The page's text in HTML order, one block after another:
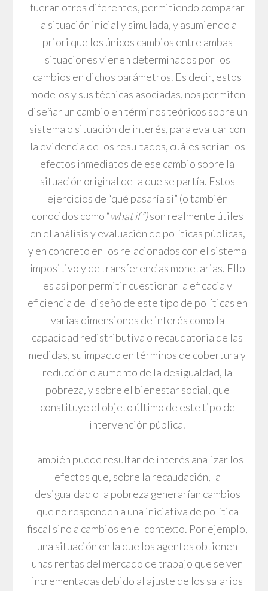
fueran otros diferentes, permitiendo comparar
la situación inicial y simulada, y asumiendo a
priori que los únicos cambios entre ambas
situaciones vienen determinados por los
cambios en dichos parámetros. Es decir, estos
modelos y sus técnicas asociadas, nos permiten
diseñar un cambio en términos teóricos sobre un
sistema o situación de interés, para evaluar con
la evidencia de los resultados, cuáles serían los
efectos inmediatos de ese cambio sobre la
situación original de la que se partía. Estos
ejercicios de “qué pasaría si” (o también
conocidos como “what if”)son realmente útiles
en el análisis y evaluación de políticas públicas,
y en concreto en los relacionados con el sistema
impositivo y de transferencias monetarias. Ello
es así por permitir cuestionar la eficacia y
eficiencia del diseño de este tipo de políticas en
varias dimensiones de interés como la
capacidad redistributiva o recaudatoria de las
medidas, su impacto en términos de cobertura y
reducción o aumento de la desigualdad, la
pobreza, y sobre el bienestar social, que
constituye el objeto último de este tipo de
intervención pública.
También puede resultar de interés analizar los
efectos que, sobre la recaudación, la
desigualdad o la pobreza generarían cambios
que no responden a una iniciativa de política
fiscal sino a cambios en el contexto. Por ejemplo,
una situación en la que los agentes obtienen
unas rentas del mercado de trabajo que se ven
incrementadas debido al ajuste de los salarios